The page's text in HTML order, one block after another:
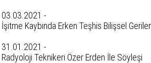
03.03.2021 -
İşitme Kaybında Erken Teşhis Bilişsel
31.01.2021 -
Radyoloji Teknikeri Özer Erden İle Söyleşi